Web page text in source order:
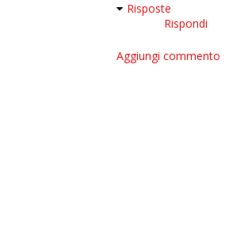
Risposte
Rispondi
Aggiungi commento